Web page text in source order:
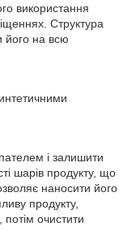
використання
Структура
його на всю
і залишити
шарів продукту, що
наносити його
продукту,
очистити